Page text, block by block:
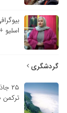
گردشگری
۲۵